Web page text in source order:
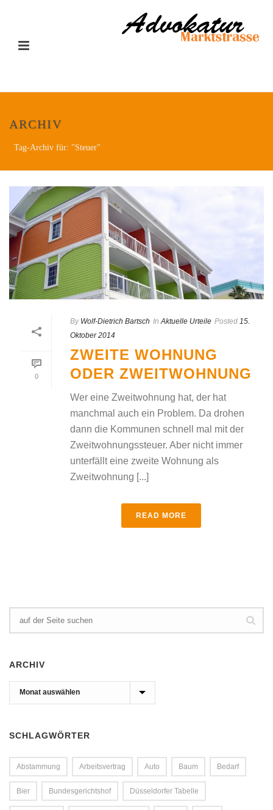
ARCHIV
Tag-Archiv für: "Steuer"
0
By Wolf-Dietrich Bartsch In Aktuelle Urteile Posted 15.
Oktober 2014
ZWEITE WOHNUNG
ODER ZWEITWOHNUNG
Wer eine Zweitwohnung hat, der hat
manchmal auch ein Problem. Da drohen
dann die Kommunen schnell mal mit der
Zweitwohnungssteuer. Aber nicht immer
unterfällt eine zweite Wohnung als
Zweitwohnung [...]
READ MORE
ARCHIV
Archiv
SCHLAGWÖRTER
Abstammung Arbeitsvertrag Auto Baum Bedarf
Bier Bundesgerichtshof Düsseldorfer Tabelle